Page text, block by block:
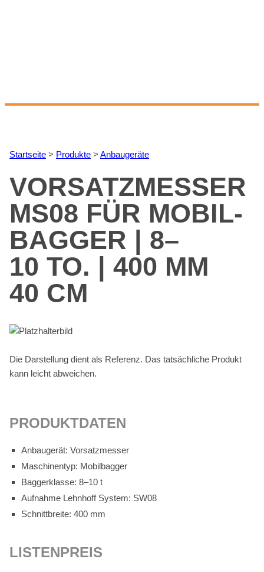
Start­sei­te > Pro­duk­te > An­bau­ge­rä­te
VOR­SATZ­MES­SER
MS08 FÜR MO­BIL­
BAG­GER | 8–
10 TO. | 400 MM
40 CM
Die Dar­stel­lung dient als Re­fe­renz. Das tat­säch­li­che Pro­dukt
kann leicht ab­wei­chen.
PRO­DUKT­DA­TEN
An­bau­ge­rät: Vor­satz­mes­ser
Ma­schi­nen­typ: Mo­bil­bag­ger
Bag­ger­klas­se: 8–10 t
Auf­nah­me Lehn­hoff Sys­tem: SW08
Schnitt­brei­te: 400 mm
LIS­TEN­PREIS